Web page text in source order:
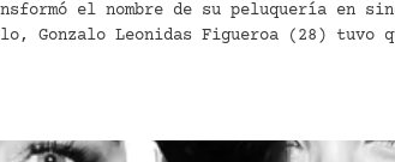
el nombre de su peluquería en
Gonzalo Leonidas Figueroa (28)